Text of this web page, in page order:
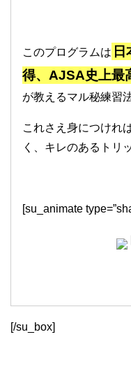
このプログラムは
得、AJSA史上最
が教えるマル秘練習
これさえ身につけれ
く、キレのあるトリ
[su_animate
[/su_box]